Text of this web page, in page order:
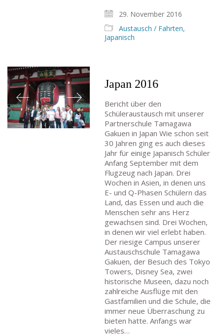
29. November 2016
Austausch / Fahrten,
Japanisch
Japan 2016
Bericht über den
Schüleraustausch mit unserer
Partnerschule Tamagawa
Gakuen in Japan Wie schon seit
30 Jahren ging es auch dieses
Jahr für einige Japanisch Schüler
Anfang September mit dem
Flugzeug nach Japan. Drei
Wochen in Asien, in denen uns
E- und Q-Phasen Schülern das
Land, das Essen und auch die
Menschen sehr ans Herz
gewachsen sind. Drei Wochen,
in denen wir viel erlebt haben.
Der riesige Campus unserer
Austauschschule Tamagawa
Gakuen, der Besuch des Tokyo
Towers, Disney Sea, zwei
historische Museen, dazu noch
zahlreiche Ausflüge mit den
Gastfamilien und die Schule, die
immer neue Überraschung zu
bieten hatte. Anfangs war
vieles…